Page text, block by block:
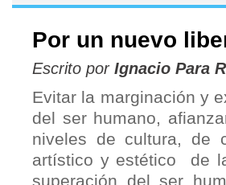
Por un nuevo
Escrito por Ignacio Para
Evitar la marginación y
del ser humano,
niveles de cultura, de
artístico y estético de
superación del ser